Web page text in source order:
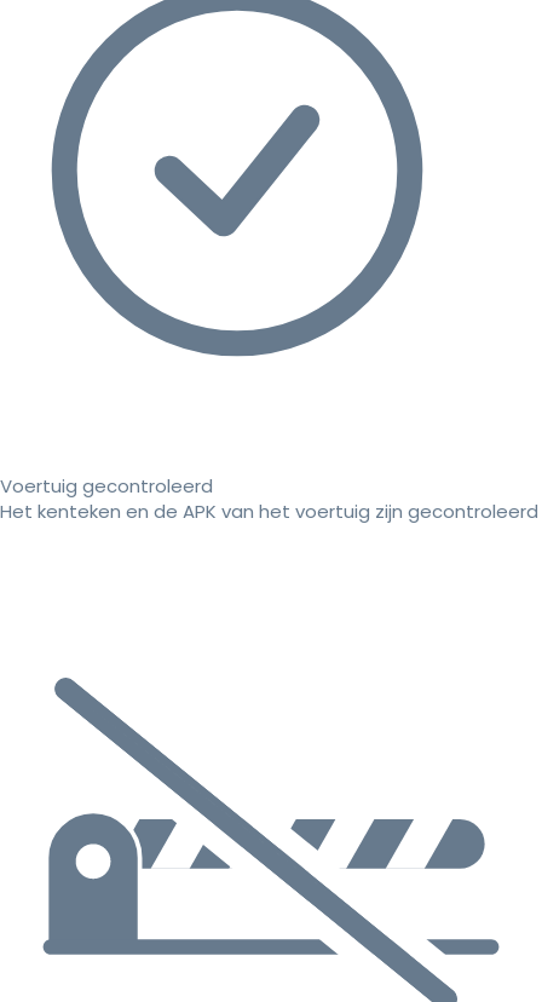
Voertuig gecontroleerd
Het kenteken en de APK van het voertuig zijn gecontroleerd